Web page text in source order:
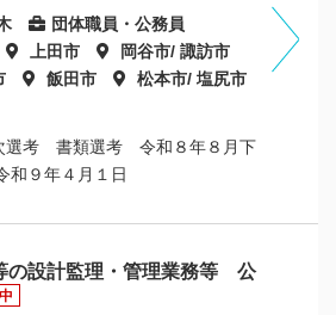
団体職員・公務員
上田市
岡谷市/ 諏訪市
飯田市
松本市/ 塩尻市
選考 書類選考 令和８年８月下
和９年４月１日
設計監理・管理業務等 公